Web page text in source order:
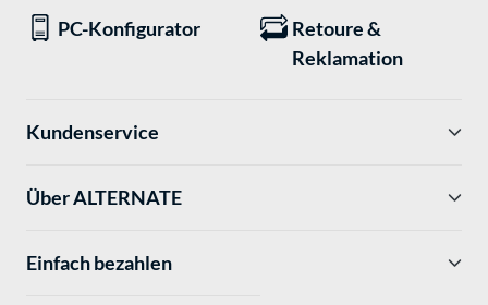
PC-Konfigurator
Retoure &
Reklamation
Kundenservice
Über ALTERNATE
Einfach bezahlen